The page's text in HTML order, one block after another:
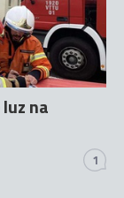
na
1